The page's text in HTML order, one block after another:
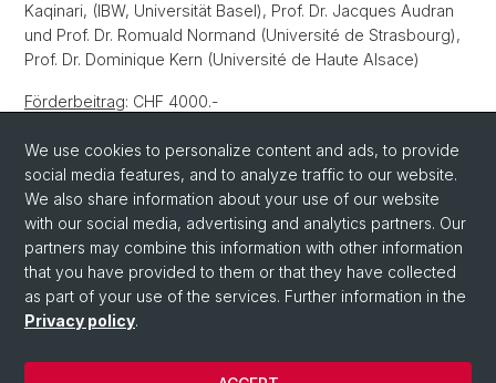
Kaqinari, (IBW, Universität Basel), Prof. Dr. Jacques Audran
und Prof. Dr. Romuald Normand (Université de Strasbourg),
Prof. Dr. Dominique Kern (Université de Haute Alsace)
Förderbeitrag: CHF 4000.-
Back
We use cookies to personalize content and ads, to provide
social media features, and to analyze traffic to our website.
We also share information about your use of our website
with our social media, advertising and analytics partners. Our
partners may combine this information with other information
that you have provided to them or that they have collected
as part of your use of the services. Further information in the
Privacy policy.